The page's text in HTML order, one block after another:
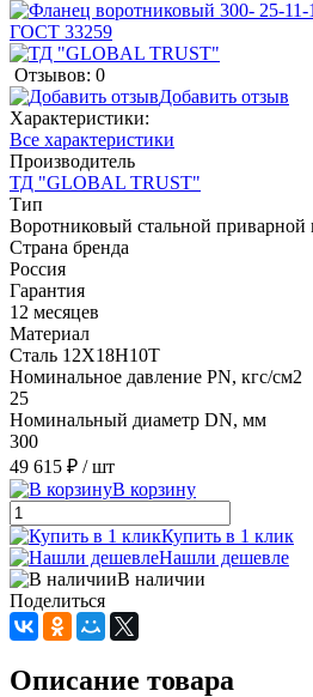
Отзывов: 0
Добавить отзыв
Характеристики:
Все характеристики
Производитель
ТД "GLOBAL TRUST"
Тип
Воротниковый стальной приварной
Страна бренда
Россия
Гарантия
12 месяцев
Материал
Сталь 12Х18Н10Т
Номинальное давление PN, кгс/см2
25
Номинальный диаметр DN, мм
300
49 615 ₽ / шт
В корзину
Купить в 1 клик
Нашли дешевле
В наличии
Поделиться
Описание товара